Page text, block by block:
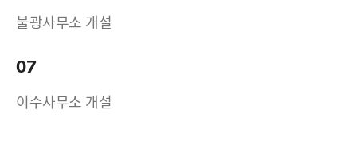
불광사무소 개설
07
이수사무소 개설